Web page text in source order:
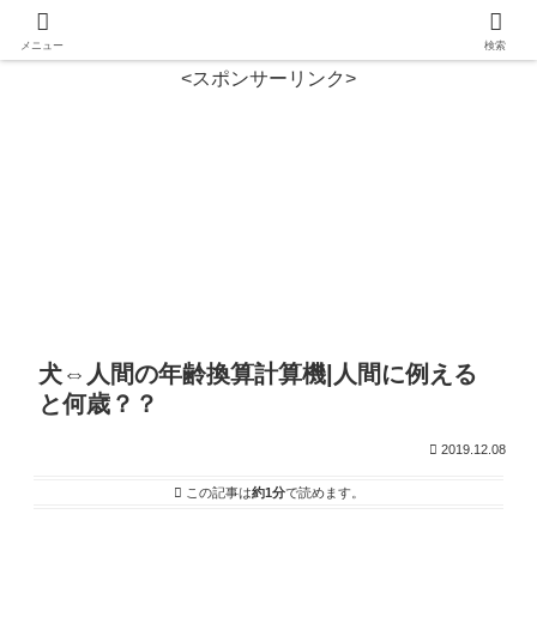
<スポンサーリンク>
犬⇔人間の年齢換算計算機|人間に例える
と何歳？？
2019.12.08
この記事は約1分で読めます。
メニュー 検索